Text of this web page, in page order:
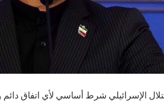
الإسرائيلي شرط أساسي لأي اتفاق دائم